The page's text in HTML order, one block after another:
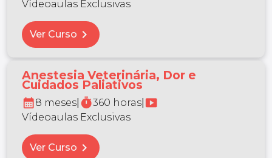
Vídeoaulas Exclusivas
Ver Curso chevron_right
Anestesia Veterinária, Dor e
Cuidados Paliativos
calendar_month8 meses timer360 horas smart_display
Vídeoaulas Exclusivas
Ver Curso chevron_right